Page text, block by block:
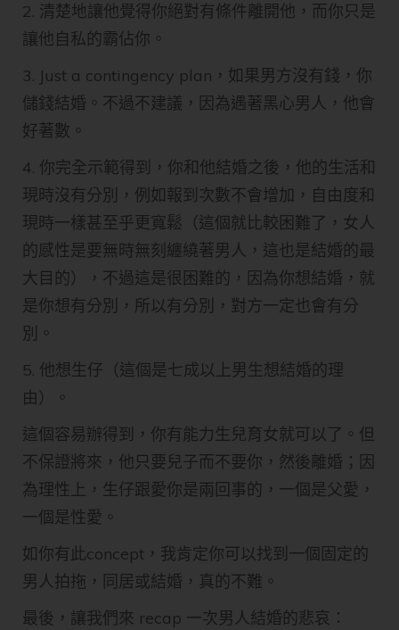
2. 清楚地讓他覺得你絕對有條件離開他，而你只是
讓他自私的霸佔你。
3. Just a contingency plan，如果男方沒有錢，你
儲錢結婚。不過不建議，因為遇著黑心男人，他會
好著數。
4. 你完全示範得到，你和他結婚之後，他的生活和
現時沒有分別，例如報到次數不會增加，自由度和
現時一樣甚至乎更寬鬆（這個就比較困難了，女人
的感性是要無時無刻纏繞著男人，這也是結婚的最
大目的），不過這是很困難的，因為你想結婚，就
是你想有分別，所以有分別，對方一定也會有分
別。
5. 他想生仔（這個是七成以上男生想結婚的理
由）。
這個容易辦得到，你有能力生兒育女就可以了。但
不保證將來，他只要兒子而不要你，然後離婚；因
為理性上，生仔跟愛你是兩回事的，一個是父愛，
一個是性愛。
如你有此concept，我肯定你可以找到一個固定的
男人拍拖，同居或結婚，真的不難。
最後，讓我們來 recap 一次男人結婚的悲哀：